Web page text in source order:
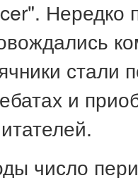
Нередко
стали
и
число